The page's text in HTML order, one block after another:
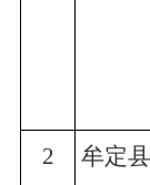
2
牟定